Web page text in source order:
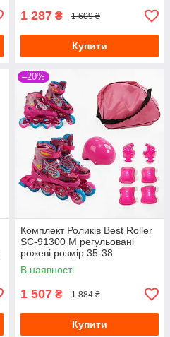
1 287 ₴ 1 609 ₴
Купити
–20%
Комплект Роликів Best Roller
SC-91300 М регульовані
рожеві розмір 35-38
В наявності
1 507 ₴ 1 884 ₴
Купити